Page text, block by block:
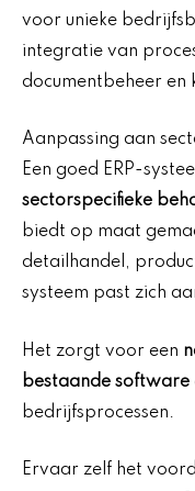
voor unieke
integratie van
documentbeheer en
Aanpassing aan
Een goed ERP-
sectorspecifieke
biedt op maat
detailhandel,
systeem past zich
Het zorgt voor een
bestaande software
bedrijfsprocessen.
Ervaar zelf het